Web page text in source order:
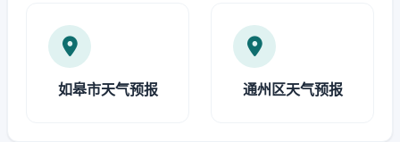
如皋市天气预报 通州区天气预报